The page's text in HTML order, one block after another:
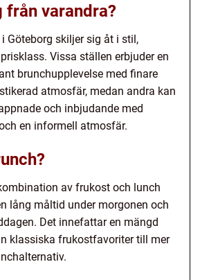
från varandra?
Göteborg skiljer sig åt i stil,
Vissa ställen erbjuder en
brunchupplevelse med finare
atmosfär, medan andra kan
och inbjudande med
en informell atmosfär.
av frukost och lunch
lång måltid under morgonen och
Det innefattar en mängd
klassiska frukostfavoriter till mer